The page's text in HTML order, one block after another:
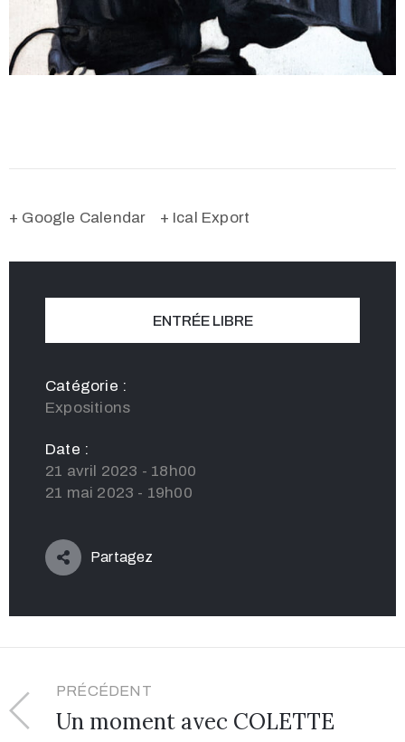
+ Google Calendar + Ical Export
ENTRÉE LIBRE
Catégorie :
Expositions
Date :
21 avril 2023 - 18h00
21 mai 2023 - 19h00
Partagez
PRÉCÉDENT
Un moment avec COLETTE